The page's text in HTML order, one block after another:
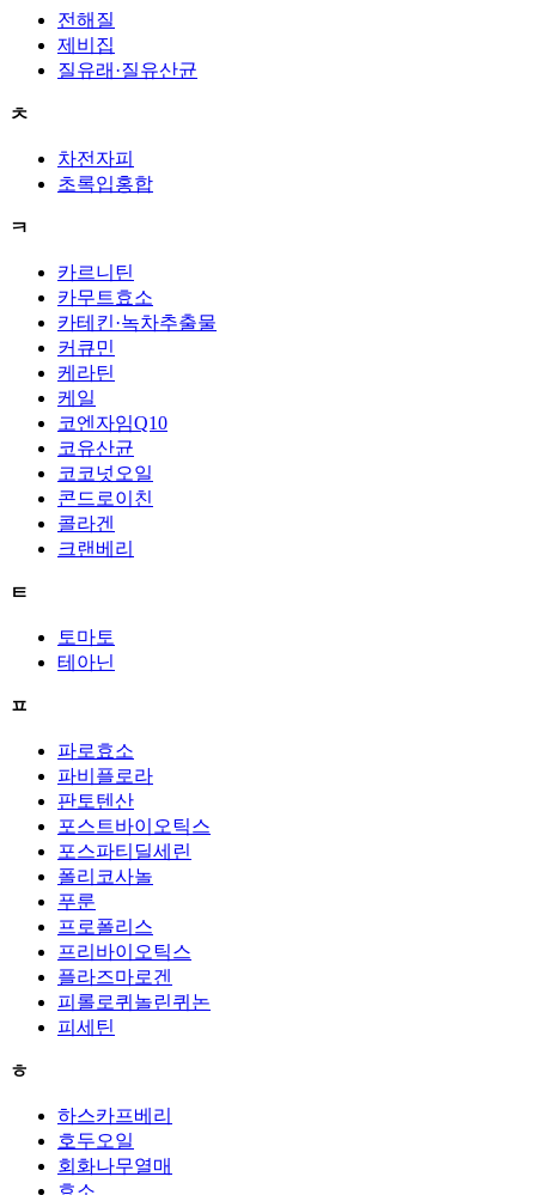
전해질
제비집
질유래·질유산균
ㅊ
차전자피
초록입홍합
ㅋ
카르니틴
카무트효소
카테킨·녹차추출물
커큐민
케라틴
케일
코엔자임Q10
코유산균
코코넛오일
콘드로이친
콜라겐
크랜베리
ㅌ
토마토
테아닌
ㅍ
파로효소
파비플로라
판토텐산
포스트바이오틱스
포스파티딜세린
폴리코사놀
푸룬
프로폴리스
프리바이오틱스
플라즈마로겐
피롤로퀴놀린퀴논
피세틴
ㅎ
하스카프베리
호두오일
회화나무열매
효소